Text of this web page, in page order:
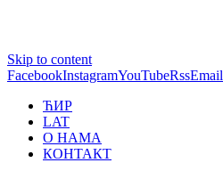
Skip to content
FacebookInstagramYouTubeRssEmail
ЋИР
LAT
О НАМА
КОНТАКТ